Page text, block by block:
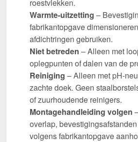
roestvlekken.
Warmte-uitzetting –
fabrikantopgave
afdichtringen gebruiken.
Niet betreden – Alleen met
oplegpunten of dalen van de
Reiniging – Alleen met pH-
zachte doek. Geen
of zuurhoudende reinigers.
Montagehandleiding volgen
overlap,
volgens fabrikantopgave